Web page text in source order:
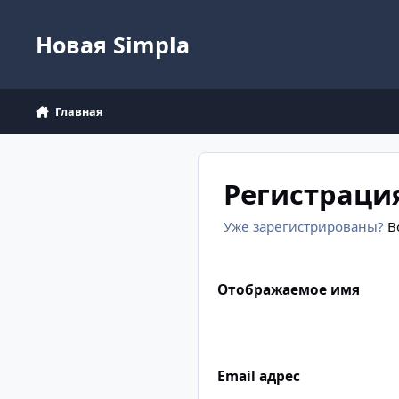
Новая Simpla
Главная
Уже зарегистрированы?
Отображаемое имя
Email адрес